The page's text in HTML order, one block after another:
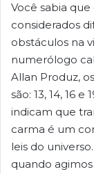
Você sabia
considerados
obstáculos na
numerólogo
Allan Produz,
são: 13, 14, 16
indicam que
carma é um
leis do
quando